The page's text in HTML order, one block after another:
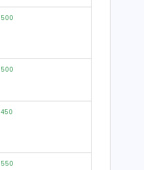
500
500
450
550